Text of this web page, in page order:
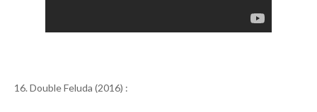
16. Double Feluda (2016) :